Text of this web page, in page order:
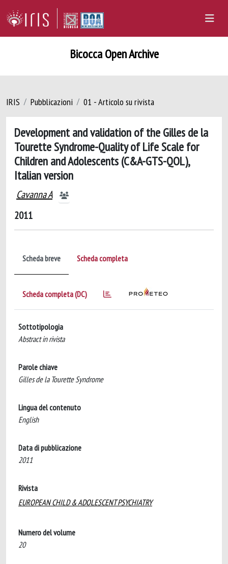
Bicocca Open Archive
IRIS Pubblicazioni 01 - Articolo su rivista
Development and validation of the Gilles de la
Tourette Syndrome-Quality of Life Scale for
Children and Adolescents (C&A-GTS-QOL),
Italian version
Cavanna A
2011
Scheda breve Scheda completa
Scheda completa (DC)
Sottotipologia
Abstract in rivista
Parole chiave
Gilles de la Tourette Syndrome
Lingua del contenuto
English
Data di pubblicazione
2011
Rivista
EUROPEAN CHILD & ADOLESCENT PSYCHIATRY
Numero del volume
20